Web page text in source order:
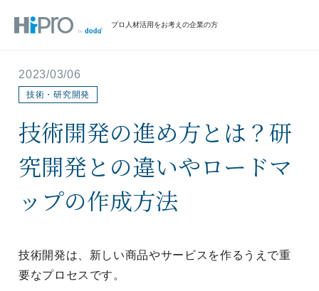
プロ人材活用をお考えの企業の方
2023/03/06
技術・研究開発
技術開発の進め方とは？研
究開発との違いやロードマ
ップの作成方法
技術開発は、新しい商品やサービスを作るうえで重
要なプロセスです。